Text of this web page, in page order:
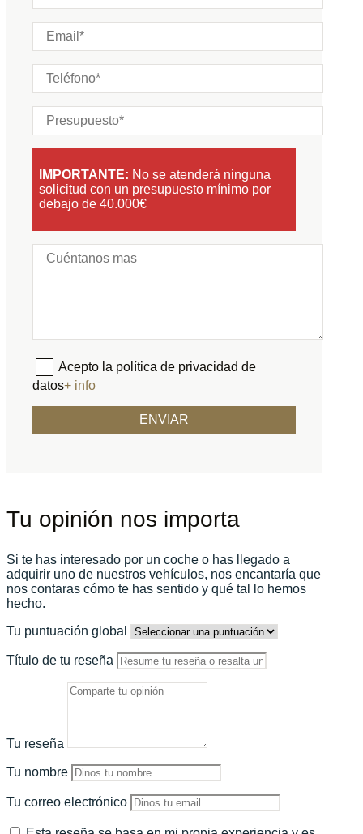
IMPORTANTE: No se atenderá ninguna
solicitud con un presupuesto mínimo por
debajo de 40.000€
Acepto la política de privacidad de
datos+ info
Tu opinión nos importa
Si te has interesado por un coche o has llegado a
adquirir uno de nuestros vehículos, nos encantaría que
nos contaras cómo te has sentido y qué tal lo hemos
hecho.
Tu puntuación global
Título de tu reseña
Tu reseña
Tu nombre
Tu correo electrónico